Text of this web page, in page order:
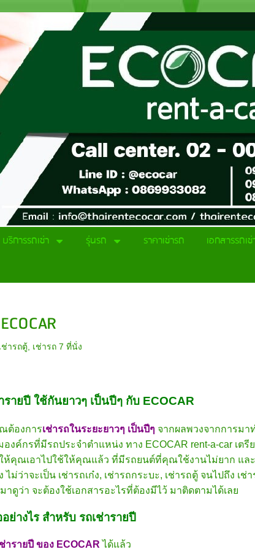
บริการรถเช่า รุ่นรถ ราคาเช่ารถ เอกสารรถเ
ช่ารถตู้ เช่ารถ 7 ที่นั่ง
รายปี ใช้กันยาวๆ เป็นปีๆ กับ ECOCAR
ต้องการเช่ารถในระยะยาวๆ เป็นปีๆ จากผลพวงจากการม
องค์กรที่มีรถประจำตำแหน่ง ทาง ECOCAR rent-a-car เต
ห้คุณเอาไปใช้ให้คุณแล้ว ที่มีรถยนต์ที่คุณใช้งานไม่ยาก แล
ไม่ว่าจะเป็น เช่ารถเก๋ง, เช่ารถกระบะ, เช่ารถตู้ จนไปถึง เช่
าดูว่า จะต้องใช้เอกสารอะไรที่ต้องมีไว้ มาติดตามได้เลย
ย่างไร สำหรับ รถเช่ารายปี
ารายปี ของ ECOCAR ได้แล้ว